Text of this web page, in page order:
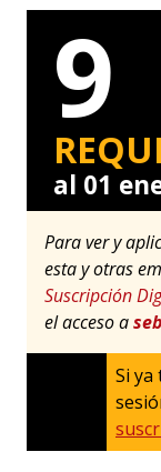
9
al 01
Para ver y
esta y otras
Suscripción
el acceso a
Si ya